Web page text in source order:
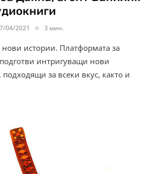
04/2021 3 мин.
истории. Платформата за
интригуващи нови
за всеки вкус, както и